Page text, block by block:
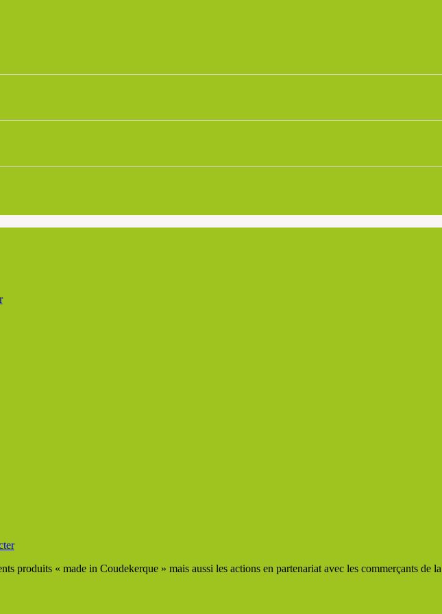
produits « made in Coudekerque » mais aussi les actions en partenariat avec les commerçants de la